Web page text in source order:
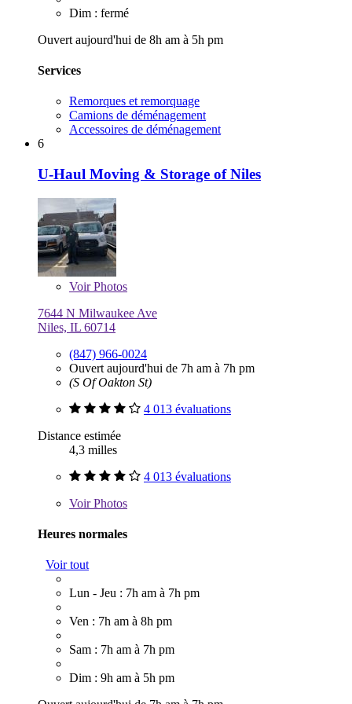
Dim : fermé
Ouvert aujourd'hui de 8h am à 5h pm
Services
Remorques et remorquage
Camions de déménagement
Accessoires de déménagement
6
U-Haul Moving & Storage of Niles
VoirPhotos
7644 N Milwaukee Ave
Niles, IL 60714
(847) 966-0024
Ouvert aujourd'hui de 7h am à 7h pm
(S Of Oakton St)
4 013 évaluations
Distance estimée
4,3 milles
4 013 évaluations
VoirPhotos
Heures normales
Voir tout
Lun - Jeu : 7h am à 7h pm
Ven : 7h am à 8h pm
Sam : 7h am à 7h pm
Dim : 9h am à 5h pm